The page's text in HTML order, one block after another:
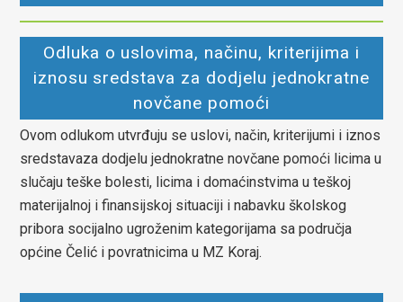
Odluka o uslovima, načinu, kriterijima i
iznosu sredstava za dodjelu jednokratne
novčane pomoći
Ovom odlukom utvrđuju se uslovi, način, kriterijumi i iznos
sredstavaza dodjelu jednokratne novčane pomoći licima u
slučaju teške bolesti, licima i domaćinstvima u teškoj
materijalnoj i finansijskoj situaciji i nabavku školskog
pribora socijalno ugroženim kategorijama sa područja
općine Čelić i povratnicima u MZ Koraj.